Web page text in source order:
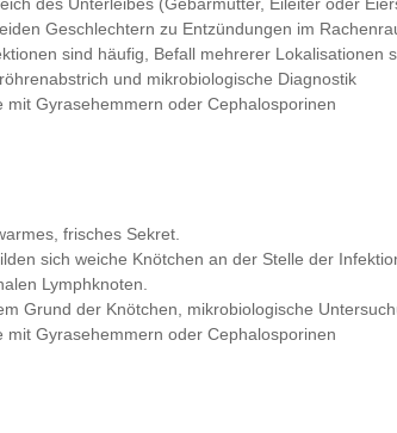
Geschlechtern zu Entzündungen im
sind häufig, Befall mehrerer Lokalisationen
und mikrobiologische Diagnostik
mit Gyrasehemmern oder Cephalosporinen
frisches Sekret.
sich weiche Knötchen an der Stelle der
Lymphknoten.
Grund der Knötchen, mikrobiologische
mit Gyrasehemmern oder Cephalosporinen